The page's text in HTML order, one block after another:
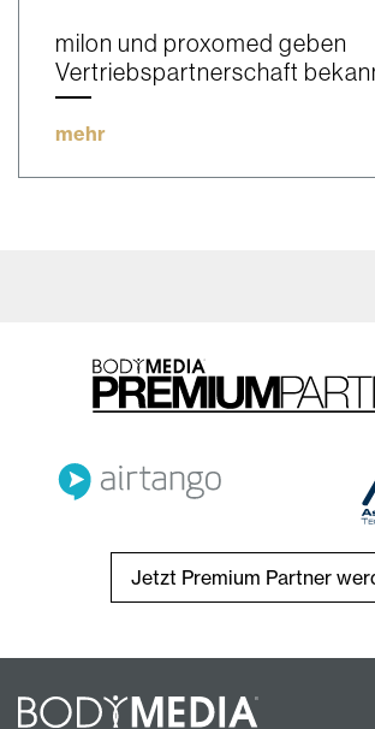
milon und proxomed geben
Vertriebspartnerschaft
mehr
Jetzt Premium Partner